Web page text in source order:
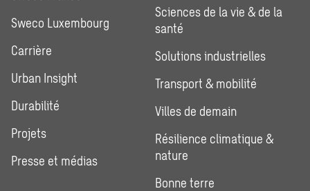
Sweco Luxembourg
Carrière
Urban Insight
Durabilité
Projets
Presse et médias
Sciences de la vie & de la
santé
Solutions industrielles
Transport & mobilité
Villes de demain
Résilience climatique &
nature
Bonne terre